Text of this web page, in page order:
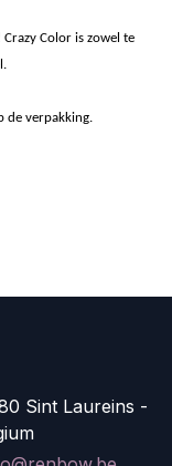
Color is zowel te
de verpakking.
Sint Laureins -